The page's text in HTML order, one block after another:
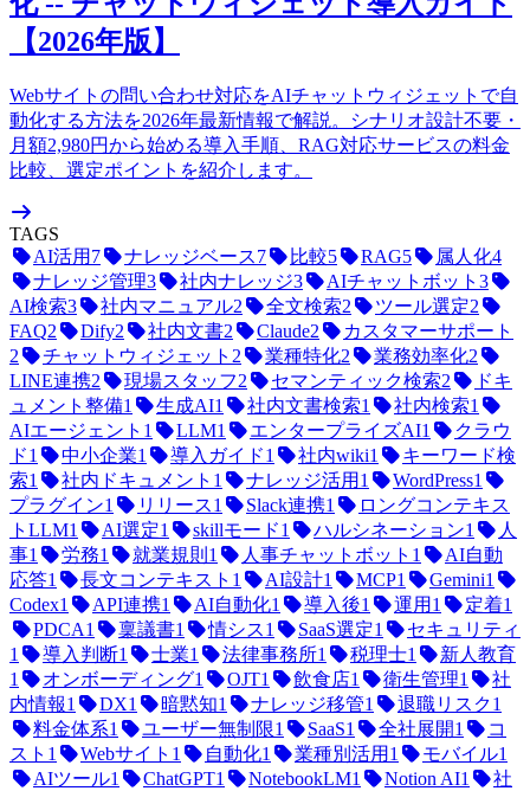
【2026年版】
Webサイトの問い合わせ対応をAIチャットウィジェットで自
動化する方法を2026年最新情報で解説。シナリオ設計不要・
月額2,980円から始める導入手順、RAG対応サービスの料金
比較、選定ポイントを紹介します。
TAGS
AI活用 7 ナレッジベース7 比較5 RAG5 属人化4
ナレッジ管理3 社内ナレッジ3 AIチャットボット 3
AI検索3 社内マニュアル2 全文検索2 ツール選定2
FAQ2 Dify2 社内文書2 Claude2
カスタマーサポート
2
チャットウィジェット 2 業種特化2 業務効率化2
LINE連携2 現場スタッフ2 セマンティック検索2
ドキ
ュメント整備1 生成AI1 社内文書検索1 社内検索1
AIエージェント 1 LLM1 エンタープライズAI1
クラウ
ド1 中小企業1 導入ガイド1 社内wiki1
キーワード検
索1 社内ドキュメント 1 ナレッジ活用 1 WordPress1
プラグイン1 リリース1 Slack連携1
ロングコンテキス
トLLM1 AI選定1 skillモード1 ハルシネーション1
人
事1 労務1 就業規則 1 人事チャットボット 1
AI自動
応答1 長文コンテキスト 1 AI設計1 MCP1 Gemini1
Codex1 API連携1 AI自動化1 導入後1 運用 1 定着1
PDCA1 稟議書1 情シス1 SaaS選定1
セキュリティ
1
導入判断1 士業1 法律事務所1 税理士1
新人教育
1
オンボーディング1 OJT1 飲食店1 衛生管理1
社
内情報1 DX1 暗黙知1 ナレッジ移管1 退職リスク1
料金体系1 ユーザー無制限1 SaaS1 全社展開1
コ
スト 1 Webサイト 1 自動化1 業種別活用 1 モバイル1
AIツール1 ChatGPT1 NotebookLM1 Notion AI1
社